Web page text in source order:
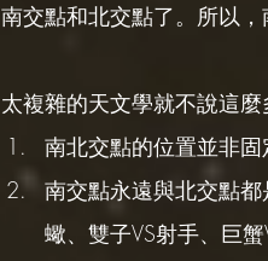
南交點和北交點了。所以，
太複雜的天文學就不說這
南北交點的位置並非
南交點永遠與北交點
蠍、雙子VS射手、巨蟹